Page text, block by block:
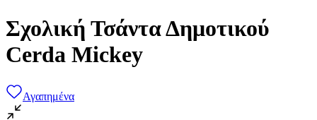
Σχολική Τσάντα Δημοτικού
Cerda Mickey
Αγαπημένα